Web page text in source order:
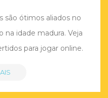
são ótimos aliados no
idade madura. Veja
para jogar online.